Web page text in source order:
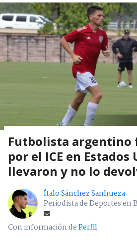
Futbolista argentino
por el ICE en Estados
llevaron y no lo
Ítalo Sánchez Sanhueza
Periodista de Deportes en
Con información dePerfil